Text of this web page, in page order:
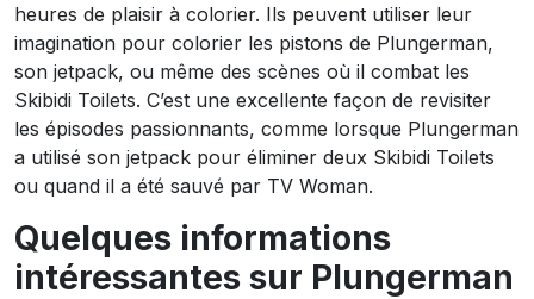
heures de plaisir à colorier. Ils peuvent utiliser leur
imagination pour colorier les pistons de Plungerman,
son jetpack, ou même des scènes où il combat les
Skibidi Toilets. C’est une excellente façon de revisiter
les épisodes passionnants, comme lorsque Plungerman
a utilisé son jetpack pour éliminer deux Skibidi Toilets
ou quand il a été sauvé par TV Woman.
Quelques informations
intéressantes sur Plungerman